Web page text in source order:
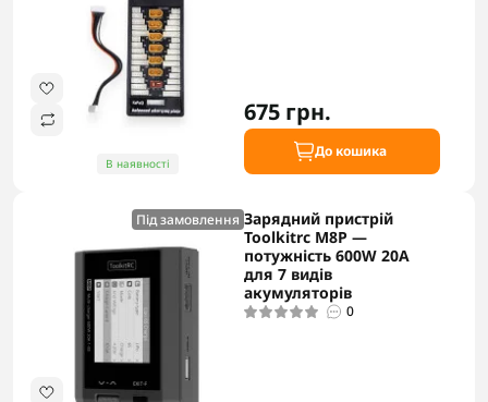
В наявності
675 грн.
До кошика
Під замовлення Зарядний пристрій
Toolkitrc M8P —
потужність 600W 20A
для 7 видів
акумуляторів
0